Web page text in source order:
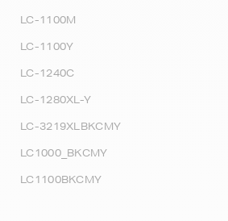
LC-1100M
LC-1100Y
LC-1240C
LC-1280XL-Y
LC-3219XLBKCMY
LC1000_BKCMY
LC1100BKCMY